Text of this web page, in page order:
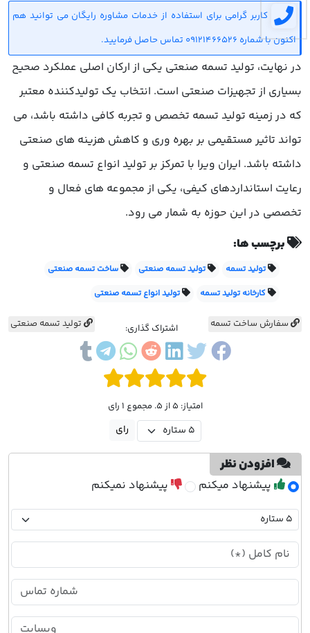
کاربر گرامی برای استفاده از خدمات مشاوره رایگان می توانید هم
اکنون با شماره 09121466526 تماس حاصل فرمایید.
در نهایت، تولید تسمه صنعتی یکی از ارکان اصلی عملکرد صحیح
بسیاری از تجهیزات صنعتی است. انتخاب یک تولیدکننده معتبر
که در زمینه تولید تسمه تخصص و تجربه کافی داشته باشد، می
تواند تاثیر مستقیمی بر بهره وری و کاهش هزینه های صنعتی
داشته باشد. ایران ویرا با تمرکز بر تولید انواع تسمه صنعتی و
رعایت استانداردهای کیفی، یکی از مجموعه های فعال و
تخصصی در این حوزه به شمار می رود.
برچسب ها:
تولید تسمه تولید تسمه صنعتی
ساخت تسمه صنعتی
کارخانه تولید تسمه
تولید انواع تسمه صنعتی
سفارش ساخت تسمه تولید تسمه صنعتی اشتراک گذاری:
امتیاز: 5 از 5. مجموع 1 رای
افزودن نظر
پیشنهاد میکنم پیشنهاد نمیکنم